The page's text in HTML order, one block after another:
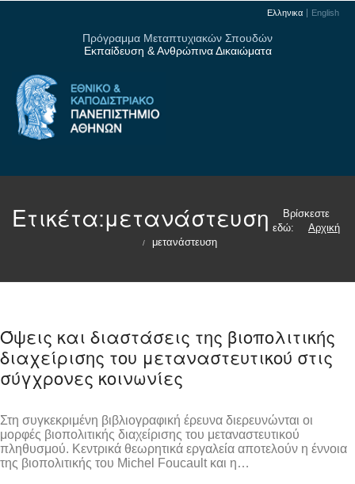
Ελληνικα English
Πρόγραμμα Μεταπτυχιακών Σπουδών
Εκπαίδευση & Ανθρώπινα Δικαιώματα
Ετικέτα:μετανάστευση
Βρίσκεστε
εδώ:
Αρχική
/ μετανάστευση
Όψεις και διαστάσεις της βιοπολιτικής
διαχείρισης του μεταναστευτικού στις
σύγχρονες κοινωνίες
Στη συγκεκριμένη βιβλιογραφική έρευνα διερευνώνται οι
μορφές βιοπολιτικής διαχείρισης του μεταναστευτικού
πληθυσμού. Κεντρικά θεωρητικά εργαλεία αποτελούν η έννοια
της βιοπολιτικής του Michel Foucault και η…